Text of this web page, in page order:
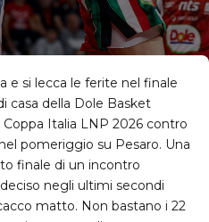
e si lecca le ferite nel finale
casa della Dole Basket
Coppa Italia LNP 2026 contro
pomeriggio su Pesaro. Una
finale di un incontro
negli ultimi secondi
matto. Non bastano i 22